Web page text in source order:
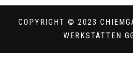
COPYRIGHT © 2023
WERKSTÄTTEN